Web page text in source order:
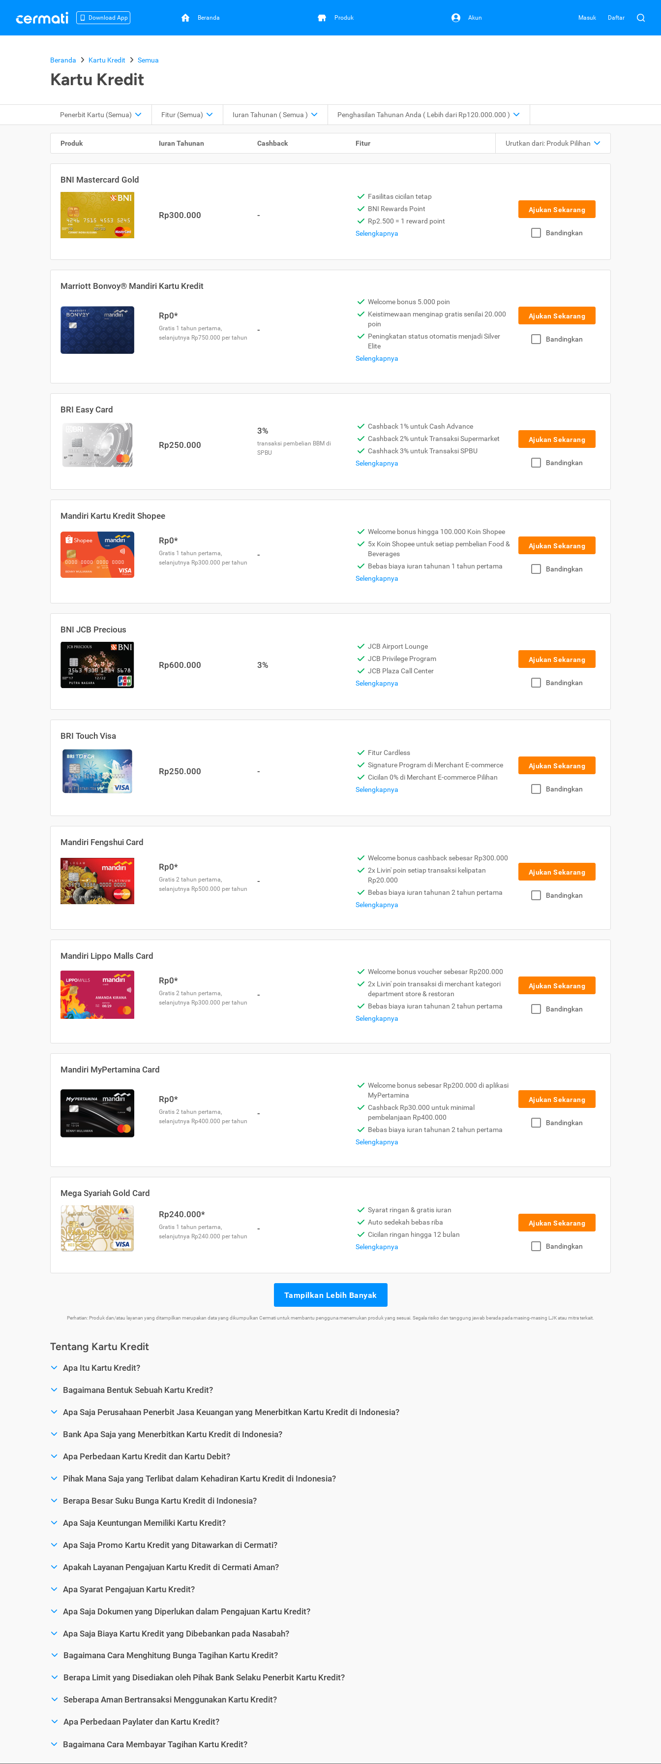
Download App Beranda Produk Akun Masuk Daftar
Beranda Kartu Kredit Semua
Kartu Kredit
Penerbit Kartu (Semua) Fitur (Semua) Iuran Tahunan ( Semua ) Penghasilan Tahunan Anda ( Lebih dari Rp120.000.000 )
Produk Iuran Tahunan Cashback Fitur Urutkan dari: Produk Pilihan
BNI Mastercard Gold
Rp300.000 -
Fasilitas cicilan tetap
BNI Rewards Point
Rp2.500 = 1 reward point
Selengkapnya
Ajukan Sekarang
Bandingkan
Marriott Bonvoy® Mandiri Kartu Kredit
Rp0*
Gratis 1 tahun pertama,
selanjutnya Rp750.000 per tahun
-
Welcome bonus 5.000 poin
Keistimewaan menginap gratis senilai 20.000
poin
Peningkatan status otomatis menjadi Silver
Elite
Selengkapnya
Ajukan Sekarang
Bandingkan
BRI Easy Card
Rp250.000
3%
transaksi pembelian BBM di
SPBU
Cashback 1% untuk Cash Advance
Cashback 2% untuk Transaksi Supermarket
Cashhack 3% untuk Transaksi SPBU
Selengkapnya
Ajukan Sekarang
Bandingkan
Mandiri Kartu Kredit Shopee
Rp0*
Gratis 1 tahun pertama,
selanjutnya Rp300.000 per tahun
-
Welcome bonus hingga 100.000 Koin Shopee
5x Koin Shopee untuk setiap pembelian Food &
Beverages
Bebas biaya iuran tahunan 1 tahun pertama
Selengkapnya
Ajukan Sekarang
Bandingkan
BNI JCB Precious
Rp600.000 3%
JCB Airport Lounge
JCB Privilege Program
JCB Plaza Call Center
Selengkapnya
Ajukan Sekarang
Bandingkan
BRI Touch Visa
Rp250.000 -
Fitur Cardless
Signature Program di Merchant E-commerce
Cicilan 0% di Merchant E-commerce Pilihan
Selengkapnya
Ajukan Sekarang
Bandingkan
Mandiri Fengshui Card
Rp0*
Gratis 2 tahun pertama,
selanjutnya Rp500.000 per tahun
-
Welcome bonus cashback sebesar Rp300.000
2x Livin' poin setiap transaksi kelipatan
Rp20.000
Bebas biaya iuran tahunan 2 tahun pertama
Selengkapnya
Ajukan Sekarang
Bandingkan
Mandiri Lippo Malls Card
Rp0*
Gratis 2 tahun pertama,
selanjutnya Rp300.000 per tahun
-
Welcome bonus voucher sebesar Rp200.000
2x Livin' poin transaksi di merchant kategori
department store & restoran
Bebas biaya iuran tahunan 2 tahun pertama
Selengkapnya
Ajukan Sekarang
Bandingkan
Mandiri MyPertamina Card
Rp0*
Gratis 2 tahun pertama,
selanjutnya Rp400.000 per tahun
-
Welcome bonus sebesar Rp200.000 di aplikasi
MyPertamina
Cashback Rp30.000 untuk minimal
pembelanjaan Rp400.000
Bebas biaya iuran tahunan 2 tahun pertama
Selengkapnya
Ajukan Sekarang
Bandingkan
Mega Syariah Gold Card
Rp240.000*
Gratis 1 tahun pertama,
selanjutnya Rp240.000 per tahun
-
Syarat ringan & gratis iuran
Auto sedekah bebas riba
Cicilan ringan hingga 12 bulan
Selengkapnya
Ajukan Sekarang
Bandingkan
Tampilkan Lebih Banyak
Perhatian: Produk dan/atau layanan yang ditampilkan merupakan data yang dikumpulkan Cermati untuk membantu pengguna menemukan produk yang sesuai. Segala risiko dan tanggung jawab berada pada masing-masing LJK atau mitra terkait.
Tentang Kartu Kredit
Apa Itu Kartu Kredit?
Bagaimana Bentuk Sebuah Kartu Kredit?
Apa Saja Perusahaan Penerbit Jasa Keuangan yang Menerbitkan Kartu Kredit di Indonesia?
Bank Apa Saja yang Menerbitkan Kartu Kredit di Indonesia?
Apa Perbedaan Kartu Kredit dan Kartu Debit?
Pihak Mana Saja yang Terlibat dalam Kehadiran Kartu Kredit di Indonesia?
Berapa Besar Suku Bunga Kartu Kredit di Indonesia?
Apa Saja Keuntungan Memiliki Kartu Kredit?
Apa Saja Promo Kartu Kredit yang Ditawarkan di Cermati?
Apakah Layanan Pengajuan Kartu Kredit di Cermati Aman?
Apa Syarat Pengajuan Kartu Kredit?
Apa Saja Dokumen yang Diperlukan dalam Pengajuan Kartu Kredit?
Apa Saja Biaya Kartu Kredit yang Dibebankan pada Nasabah?
Bagaimana Cara Menghitung Bunga Tagihan Kartu Kredit?
Berapa Limit yang Disediakan oleh Pihak Bank Selaku Penerbit Kartu Kredit?
Seberapa Aman Bertransaksi Menggunakan Kartu Kredit?
Apa Perbedaan Paylater dan Kartu Kredit?
Bagaimana Cara Membayar Tagihan Kartu Kredit?